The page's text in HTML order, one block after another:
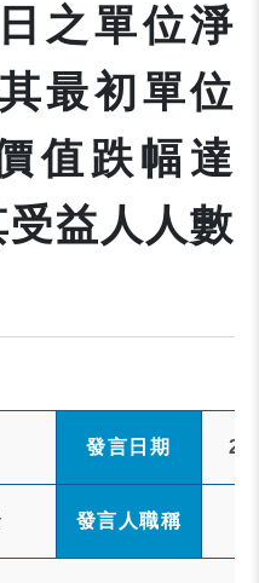
之單位淨
最初單位
值跌幅達
益人人數
發言日期
發言人職稱